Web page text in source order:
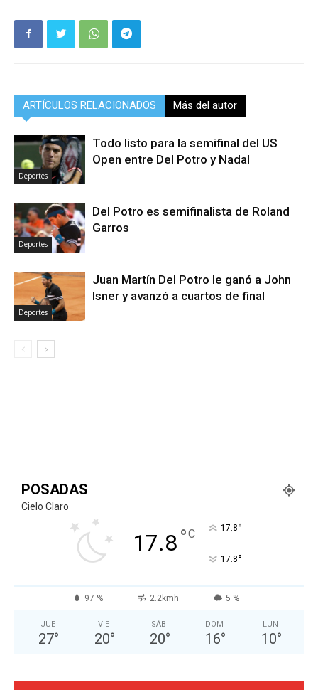
ARTÍCULOS RELACIONADOS Más del autor
Deportes
Todo listo para la semifinal del US
Open entre Del Potro y Nadal
Deportes
Del Potro es semifinalista de Roland
Garros
Deportes
Juan Martín Del Potro le ganó a John
Isner y avanzó a cuartos de final
POSADAS
Cielo Claro
17.8°C 17.8°
17.8°
97 % 2.2kmh 5 %
JUE
27°
VIE
20°
SÁB
20°
DOM
16°
LUN
10°